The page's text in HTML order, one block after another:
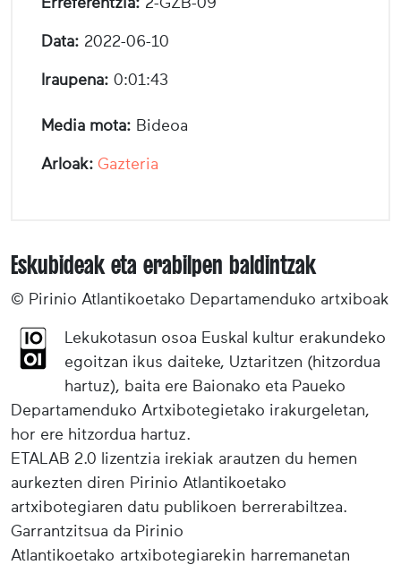
Data: 2022-06-10
Iraupena: 0:01:43
Media mota: Bideoa
Arloak: Gazteria
Eskubideak eta erabilpen baldintzak
© Pirinio Atlantikoetako Departamenduko artxiboak
Lekukotasun osoa Euskal kultur erakundeko
egoitzan ikus daiteke, Uztaritzen (hitzordua
hartuz), baita ere Baionako eta Paueko
Departamenduko Artxibotegietako irakurgeletan,
hor ere hitzordua hartuz.
ETALAB 2.0 lizentzia irekiak arautzen du hemen
aurkezten diren Pirinio Atlantikoetako
artxibotegiaren datu publikoen berrerabiltzea.
Garrantzitsua da Pirinio
Atlantikoetako artxibotegiarekin harremanetan